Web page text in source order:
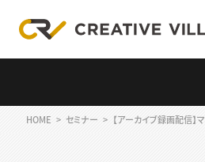
HOME セミナー 【アーカイブ録画配信